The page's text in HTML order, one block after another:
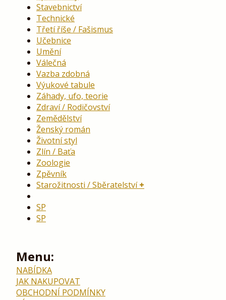
Stavebnictví
Technické
Třetí říše / Fašismus
Učebnice
Umění
Válečná
Vazba zdobná
Výukové tabule
Záhady, ufo, teorie
Zdraví / Rodičovství
Zemědělství
Ženský román
Životní styl
Zlín / Baťa
Zoologie
Zpěvník
Starožitnosti / Sběratelství
SP
SP
Menu:
NABÍDKA
JAK NAKUPOVAT
OBCHODNÍ PODMÍNKY